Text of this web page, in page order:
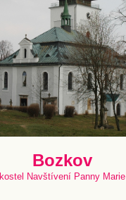
Bozkov
kostel Navštívení Panny Marie